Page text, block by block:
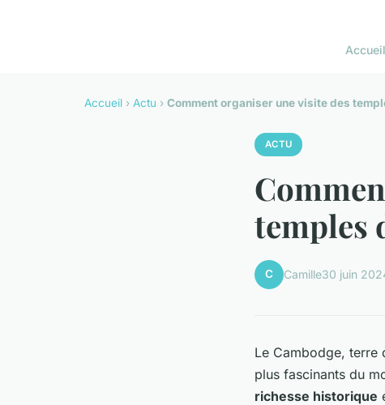
Accueil
Accueil › Actu › Comment organiser une visite des
ACTU
temples
C Camille30 juin
Le Cambodge, terre
plus fascinants du
richesse historique